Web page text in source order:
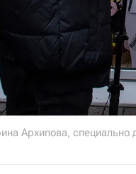
Архипова, специально